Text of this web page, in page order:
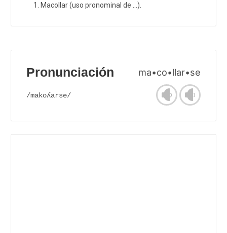
Macollar (uso pronominal de ...).
Pronunciación ma•co•llar•se
/makoʎaɾse/